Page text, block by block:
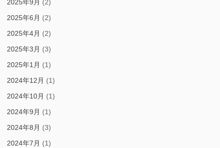
2025年9月 (2)
2025年6月 (2)
2025年4月 (2)
2025年3月 (3)
2025年1月 (1)
2024年12月 (1)
2024年10月 (1)
2024年9月 (1)
2024年8月 (3)
2024年7月 (1)